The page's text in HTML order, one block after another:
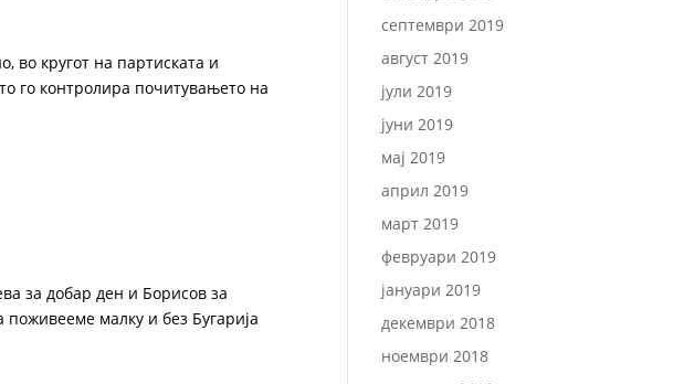
во кругот на партиската и
го контролира почитувањето на
за добар ден и Борисов за
малку и без Бугарија
септември 2019
август 2019
јули 2019
јуни 2019
мај 2019
април 2019
март 2019
февруари 2019
јануари 2019
декември 2018
ноември 2018